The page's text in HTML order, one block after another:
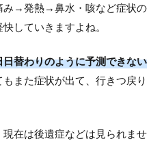
み→発熱→鼻水・咳など症状の
していきますよね。
日替わりのように予測できない
また症状が出て、行きつ戻り
在は後遺症などは見られませ